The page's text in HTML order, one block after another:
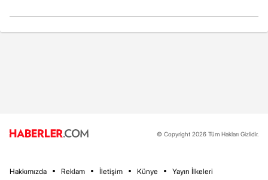
© Copyright 2026 Tüm Hakları Gizlidir.
Hakkımızda Reklam İletişim Künye Yayın İlkeleri